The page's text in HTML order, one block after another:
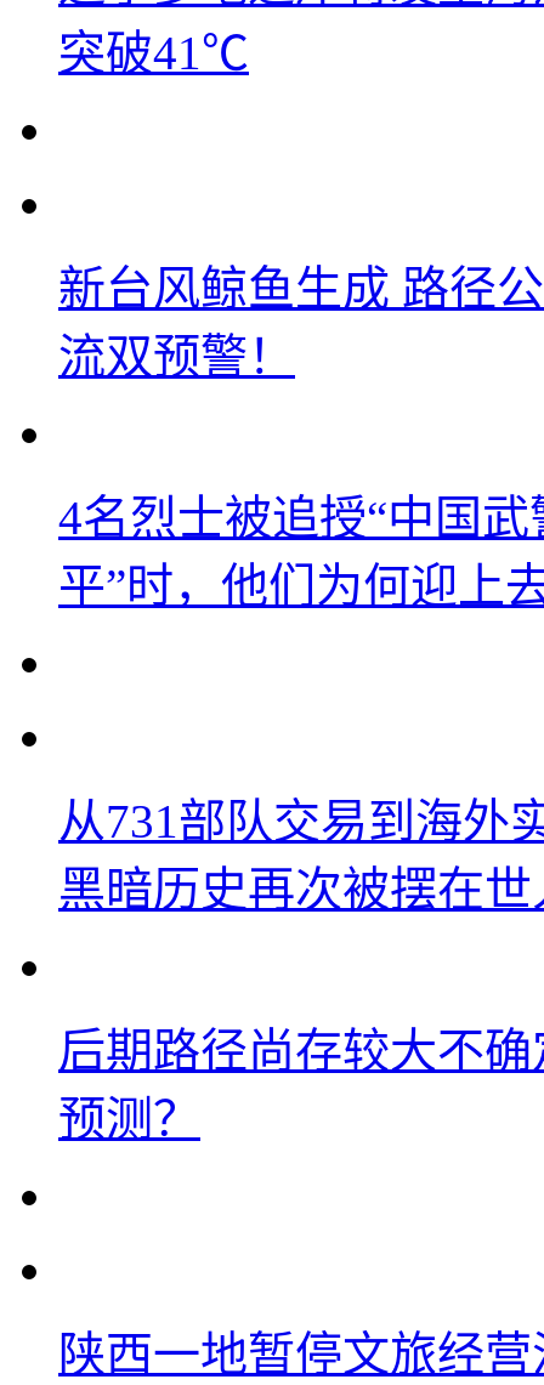
突破41℃
新台风鲸鱼生成 路径
流双预警！
4名烈士被追授“中国
平”时，他们为何迎上
从731部队交易到海外
黑暗历史再次被摆在
后期路径尚存较大不
预测？
陕西一地暂停文旅经